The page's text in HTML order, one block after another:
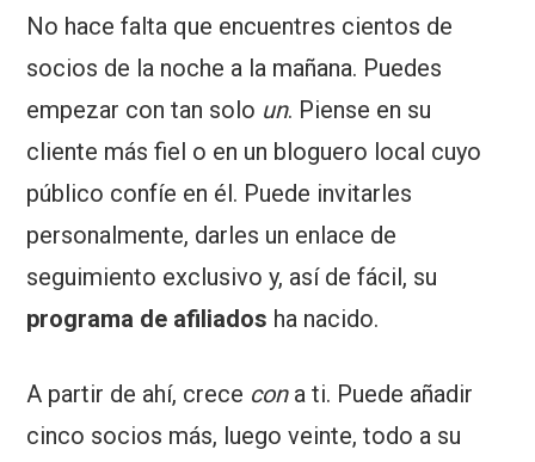
No hace falta que encuentres cientos de
socios de la noche a la mañana. Puedes
empezar con tan solo un. Piense en su
cliente más fiel o en un bloguero local cuyo
público confíe en él. Puede invitarles
personalmente, darles un enlace de
seguimiento exclusivo y, así de fácil, su
programa de afiliados ha nacido.
A partir de ahí, crece cona ti. Puede añadir
cinco socios más, luego veinte, todo a su